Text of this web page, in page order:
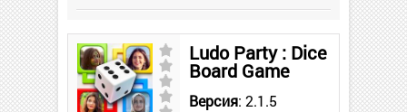
Ludo Party : Dice
Board Game
Версия: 2.1.5